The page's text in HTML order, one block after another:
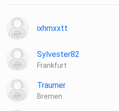
ixhmxxtt
Sylvester82
Frankfurt
Traumer
Bremen